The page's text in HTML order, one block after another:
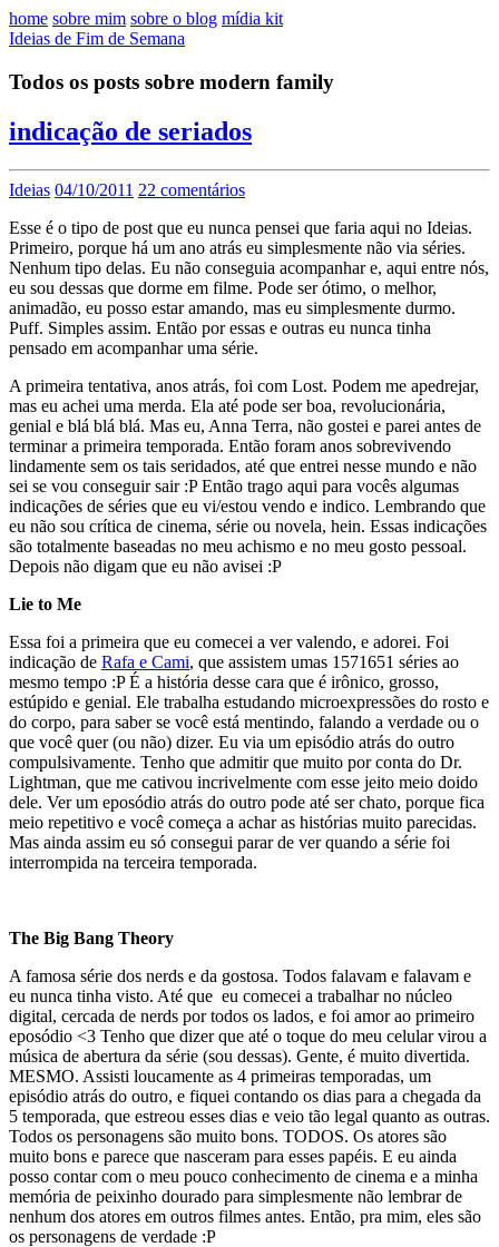
home sobre mim sobre o blog mídia kit
Ideias de Fim de Semana
Todos os posts sobre modern family
indicação de seriados
Ideias 04/10/2011 22 comentários
Esse é o tipo de post que eu nunca pensei que faria aqui no Ideias.
Primeiro, porque há um ano atrás eu simplesmente não via séries.
Nenhum tipo delas. Eu não conseguia acompanhar e, aqui entre nós,
eu sou dessas que dorme em filme. Pode ser ótimo, o melhor,
animadão, eu posso estar amando, mas eu simplesmente durmo.
Puff. Simples assim. Então por essas e outras eu nunca tinha
pensado em acompanhar uma série.
A primeira tentativa, anos atrás, foi com Lost. Podem me apedrejar,
mas eu achei uma merda. Ela até pode ser boa, revolucionária,
genial e blá blá blá. Mas eu, Anna Terra, não gostei e parei antes de
terminar a primeira temporada. Então foram anos sobrevivendo
lindamente sem os tais seridados, até que entrei nesse mundo e não
sei se vou conseguir sair :P Então trago aqui para vocês algumas
indicações de séries que eu vi/estou vendo e indico. Lembrando que
eu não sou crítica de cinema, série ou novela, hein. Essas indicações
são totalmente baseadas no meu achismo e no meu gosto pessoal.
Depois não digam que eu não avisei :P
Lie to Me
Essa foi a primeira que eu comecei a ver valendo, e adorei. Foi
indicação de Rafa e Cami, que assistem umas 1571651 séries ao
mesmo tempo :P É a história desse cara que é irônico, grosso,
estúpido e genial. Ele trabalha estudando microexpressões do rosto e
do corpo, para saber se você está mentindo, falando a verdade ou o
que você quer (ou não) dizer. Eu via um episódio atrás do outro
compulsivamente. Tenho que admitir que muito por conta do Dr.
Lightman, que me cativou incrivelmente com esse jeito meio doido
dele. Ver um eposódio atrás do outro pode até ser chato, porque fica
meio repetitivo e você começa a achar as histórias muito parecidas.
Mas ainda assim eu só consegui parar de ver quando a série foi
interrompida na terceira temporada.
The Big Bang Theory
A famosa série dos nerds e da gostosa. Todos falavam e falavam e
eu nunca tinha visto. Até que eu comecei a trabalhar no núcleo
digital, cercada de nerds por todos os lados, e foi amor ao primeiro
eposódio <3 Tenho que dizer que até o toque do meu celular virou a
música de abertura da série (sou dessas). Gente, é muito divertida.
MESMO. Assisti loucamente as 4 primeiras temporadas, um
episódio atrás do outro, e fiquei contando os dias para a chegada da
5 temporada, que estreou esses dias e veio tão legal quanto as outras.
Todos os personagens são muito bons. TODOS. Os atores são
muito bons e parece que nasceram para esses papéis. E eu ainda
posso contar com o meu pouco conhecimento de cinema e a minha
memória de peixinho dourado para simplesmente não lembrar de
nenhum dos atores em outros filmes antes. Então, pra mim, eles são
os personagens de verdade :P